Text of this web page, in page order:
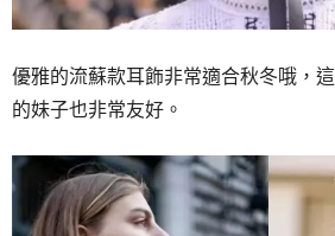
優雅的流蘇款耳飾非常適合秋冬哦，
的妹子也非常友好。